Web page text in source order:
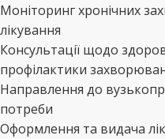
Моніторинг хронічних
лікування
Консультації щодо
профілактики
Направлення до
потреби
Оформлення та видача